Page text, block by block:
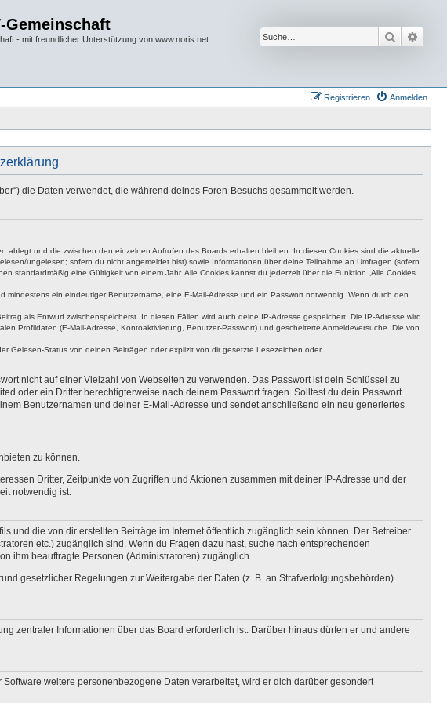
Gemeinschaft
- mit freundlicher Unterstützung von www.noris.net Suche
Anmelden
Registrieren
die Daten verwendet, die während deines Foren-Besuchs gesammelt werden.
und die zwischen den einzelnen Aufrufen des Boards erhalten bleiben. In diesen Cookies sind die aktuelle
ungelesen; sofern du nicht angemeldet bist) sowie Informationen über deine Teilnahme an Umfragen (sofern
standardmäßig eine Gültigkeit von einem Jahr. Alle Cookies kannst du jederzeit über die Funktion „Alle Cookies
ein eindeutiger Benutzername, eine E-Mail-Adresse und ein Passwort notwendig. Wenn durch den
als Entwurf zwischenspeicherst. In diesen Fällen wird auch deine IP-Adresse gespeichert. Die IP-Adresse wird
Profildaten (E-Mail-Adresse, Kontoaktivierung, Benutzer-Passwort) und gescheiterte Anmeldeversuche. Die von
Gelesen-Status von deinen Beiträgen oder explizit von dir gesetzte Lesezeichen oder
nicht auf einer Vielzahl von Webseiten zu verwenden. Das Passwort ist dein Schlüssel zu
oder ein Dritter berechtigterweise nach deinem Passwort fragen. Solltest du dein Passwort
Benutzernamen und deiner E-Mail-Adresse und sendet anschließend ein neu generiertes
zu können.
Dritter, Zeitpunkte von Zugriffen und Aktionen zusammen mit deiner IP-Adresse und der
notwendig ist.
und die von dir erstellten Beiträge im Internet öffentlich zugänglich sein können. Der Betreiber
etc.) zugänglich sind. Wenn du Fragen dazu hast, suche nach entsprechenden
ihm beauftragte Personen (Administratoren) zugänglich.
gesetzlicher Regelungen zur Weitergabe der Daten (z. B. an Strafverfolgungsbehörden)
zentraler Informationen über das Board erforderlich ist. Darüber hinaus dürfen er und andere
weitere personenbezogene Daten verarbeitet, wird er dich darüber gesondert